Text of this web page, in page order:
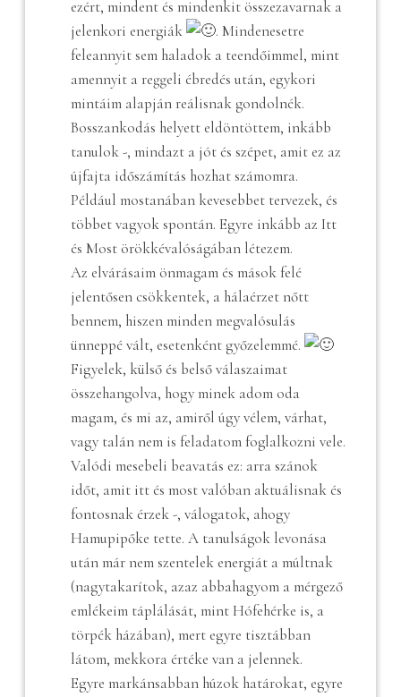
ezért, mindent és mindenkit összezavarnak a
jelenkori energiák
. Mindenesetre
feleannyit sem haladok a teendőimmel, mint
amennyit a reggeli ébredés után, egykori
mintáim alapján reálisnak gondolnék.
Bosszankodás helyett eldöntöttem, inkább
tanulok -, mindazt a jót és szépet, amit ez az
újfajta időszámítás hozhat számomra.
Például mostanában kevesebbet tervezek, és
többet vagyok spontán. Egyre inkább az Itt
és Most örökkévalóságában létezem.
Az elvárásaim önmagam és mások felé
jelentősen csökkentek, a hálaérzet nőtt
bennem, hiszen minden megvalósulás
ünneppé vált, esetenként győzelemmé.
Figyelek, külső és belső válaszaimat
összehangolva, hogy minek adom oda
magam, és mi az, amiről úgy vélem, várhat,
vagy talán nem is feladatom foglalkozni vele.
Valódi mesebeli beavatás ez: arra szánok
időt, amit itt és most valóban aktuálisnak és
fontosnak érzek -, válogatok, ahogy
Hamupipőke tette. A tanulságok levonása
után már nem szentelek energiát a múltnak
(nagytakarítok, azaz abbahagyom a mérgező
emlékeim táplálását, mint Hófehérke is, a
törpék házában), mert egyre tisztábban
látom, mekkora értéke van a jelennek.
Egyre markánsabban húzok határokat, egyre